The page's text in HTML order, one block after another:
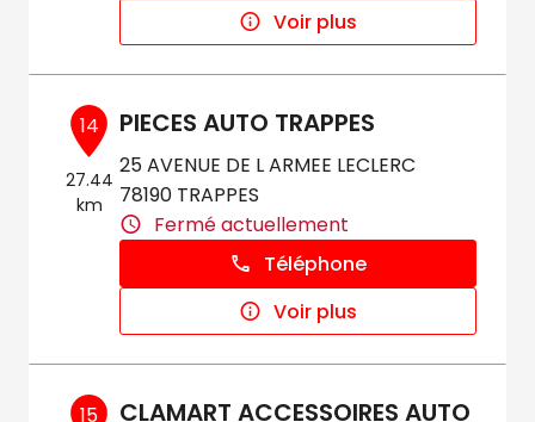
Voir plus
14
27.44
km
PIECES AUTO TRAPPES
25 AVENUE DE L ARMEE LECLERC
78190 TRAPPES
Fermé actuellement
Téléphone
Voir plus
15 CLAMART ACCESSOIRES AUTO